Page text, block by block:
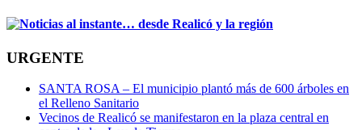
URGENTE
SANTA ROSA – El municipio plantó más de 600 árboles en
el Relleno Sanitario
Vecinos de Realicó se manifestaron en la plaza central en